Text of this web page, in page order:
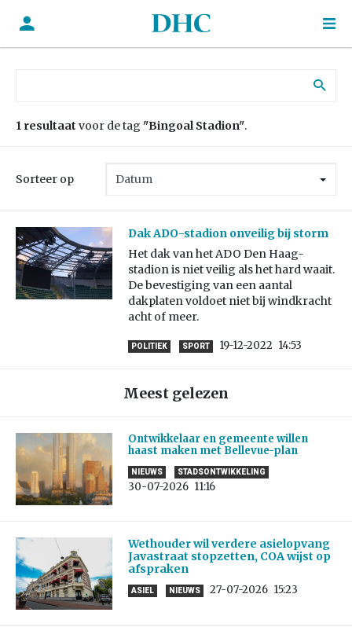
1 resultaat voor de tag "Bingoal Stadion".
Sorteer op
Dak ADO-stadion onveilig bij storm
Het dak van het ADO Den Haag-
stadion is niet veilig als het hard waait.
De bevestiging van een aantal
dakplaten voldoet niet bij windkracht
acht of meer.
POLITIEK SPORT 19-12-2022 14:53
Meest gelezen
Ontwikkelaar en gemeente willen
haast maken met Bellevue-plan
NIEUWS STADSONTWIKKELING
30-07-2026 11:16
Wethouder wil verdere asielopvang
Javastraat stopzetten, COA wijst op
afspraken
ASIEL NIEUWS 27-07-2026 15:23